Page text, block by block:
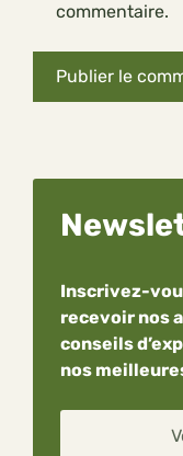
commentaire.
Inscrivez-
recevoir nos
conseils
nos